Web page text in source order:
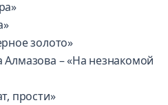
золото»
– «На незнакомой
прости»